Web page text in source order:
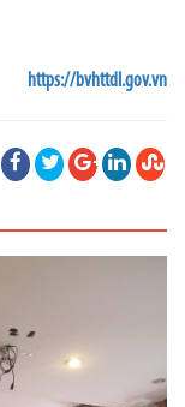
https://bvhttdl.gov.vn